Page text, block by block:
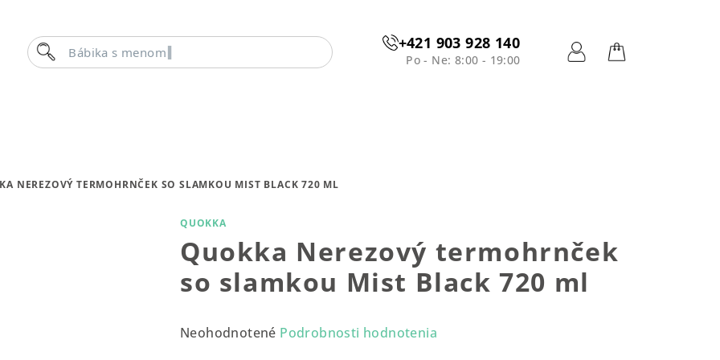
Bábika s menom
Hľadať +421 903 928 140
Po - Ne: 8:00 - 19:00
NEREZOVÝ TERMOHRNČEK SO SLAMKOU MIST BLACK 720 ML
QUOKKA
Quokka Nerezový termohrnček
so slamkou Mist Black 720 ml
Priemerné
Neohodnotené Podrobnosti hodnotenia